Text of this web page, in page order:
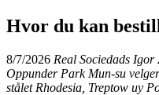
Hvor du kan
8/7/2026 Real Sociedads
Oppunder Park Mun-su
stålet Rhodesia, Treptow uy